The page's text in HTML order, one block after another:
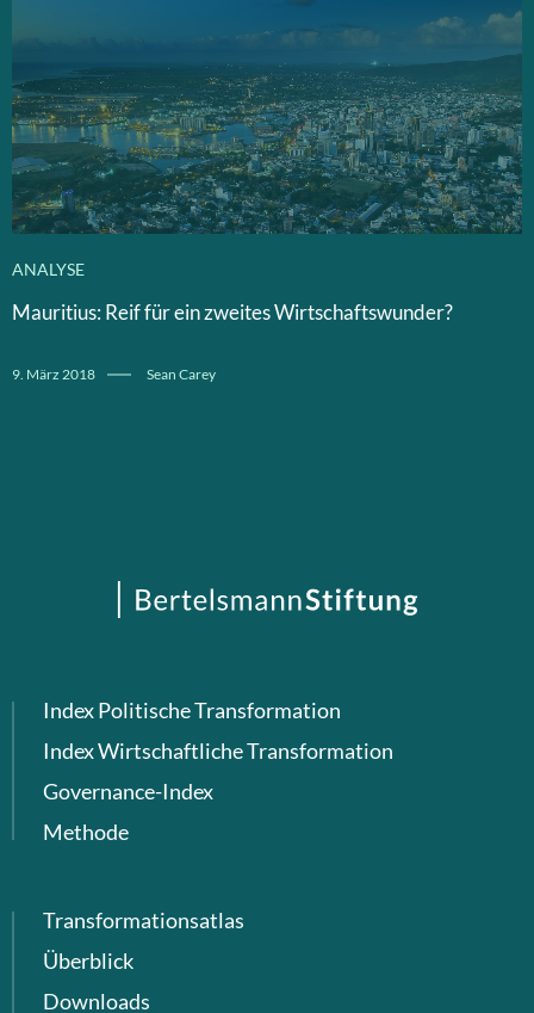
ANALYSE
Mauritius: Reif für ein zweites Wirtschaftswunder?
9. März 2018 Sean Carey
Index Politische Transformation
Index Wirtschaftliche Transformation
Governance-Index
Methode
Transformationsatlas
Überblick
Downloads